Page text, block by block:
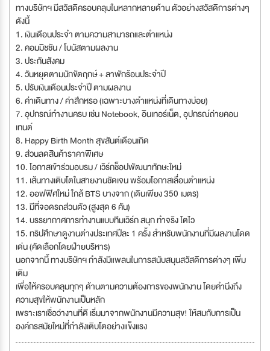
ทางบริษัทฯ มีสวัสดิครอบคลุมในหลากหลายด้าน ตัวอย่างสวัสดิการต่างๆ
ดังนี้
1. เงินเดือนประจำ ตามความสามารถและตำแหน่ง
2. คอมมิชชัน / โบนัสตามผลงาน
3. ประกันสังคม
4. วันหยุดตามนักขัตฤกษ์ + ลาพักร้อนประจำปี
5. ปรับเงินเดือนประจำปี ตามผลงาน
6. ค่าเดินทาง / ค่าสึกหรอ (เฉพาะบางตำแหน่งที่เดินทางบ่อย)
7. อุปกรณ์ทำงานครบ เช่น Notebook, อินเทอร์เน็ต, อุปกรณ์ถ่ายคอน
เทนต์
8. Happy Birth Month สุขสันต์เดือนเกิด
9. ส่วนลดสินค้าราคาพิเศษ
10. โอกาสเข้าร่วมอบรม / เวิร์กช็อปพัฒนาทักษะใหม่
11. เส้นทางเติบโตในสายงานชัดเจน พร้อมโอกาสเลื่อนตำแหน่ง
12. ออฟฟิศใหม่ ใกล้ BTS บางจาก (เดินเพียง 350 เมตร)
13. มีที่จอดรถส่วนตัว (สูงสุด 6 คัน)
14. บรรยากาศการทำงานแบบทีมเวิร์ก สนุก ทำจริง โตไว
15. ทริปศึกษาดูงานต่างประเทศปีละ 1 ครั้ง สำหรับพนักงานที่มีผลงานโดด
เด่น (คัดเลือกโดยฝ่ายบริหาร)
นอกจากนี้ ทางบริษัทฯ กำลังมีแพลนในการสนับสนุนสวัสดิการต่างๆ เพิ่ม
เติม
เพื่อให้ครอบคลุมทุกๆ ด้านตามความต้องการของพนักงาน โดยคำนึงถึง
ความสุขให้พนักงานเป็นหลัก
เพราะเราเชื่อว่างานที่ดี เริ่มมาจากพนักงานมีความสุข! ให้สมกับการเป็น
องค์กรสมัยใหม่ที่กำลังเติบโตอย่างแข็งแรง